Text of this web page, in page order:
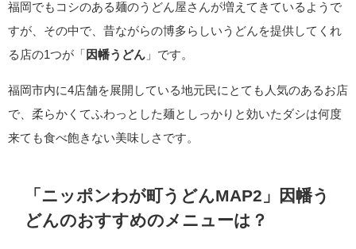
福岡でもコシのある麺のうどん屋さんが増えてきているようで
すが、その中で、昔ながらの博多らしいうどんを提供してくれ
る店の1つが「 因幡うどん 」です。
福岡市内に4店舗を展開している地元民にとても人気のあるお店
で、柔らかくてふわっとした麺としっかりと効いたダシは何度
来ても食べ飽きない美味しさです。
「ニッポンわが町うどんMAP2」因幡う
どんのおすすめのメニューは？